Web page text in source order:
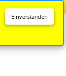
Einverstanden